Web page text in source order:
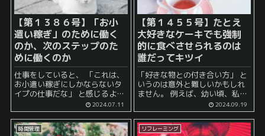
【第１３８６号】「お小
遣い稼ぎ」のために働く
のか、次のステップのた
めに働くのか
仕事をしていると、 「これは、
お小遣い稼ぎにしかならないタ
イプの仕事だな」 と感じるよう
な仕事に遭遇することがありま
す。 要するに、 一応取り組めば
報酬はそれなりにもらえるが、
それ以上の物が手に入りそうな
2024.07.11
【第１４５５号】たとえ
大好きなケーキでも強制
的に食べさせられるのは
誰だってキツイ
「好きな物との付き合い方」 と
いうのは意外と難しいかもしれ
ません。 例えば、幼い頃、私の
近所にチーズが大好きな男の子
がいました。 毎回チーズばかり
その子が食べることから、母親
がある時 「このチーズをすべて
2024.09.19
時間管理 リフレーミング